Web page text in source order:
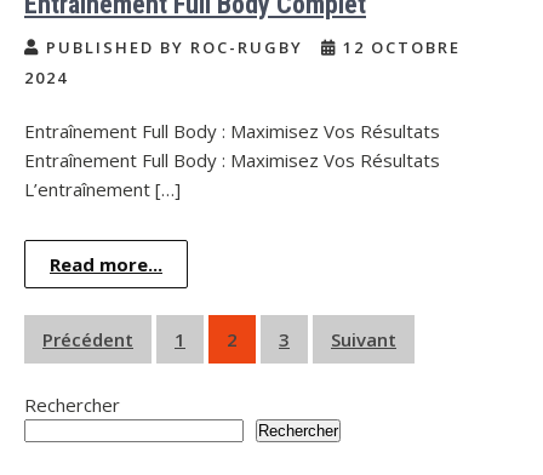
PUBLISHED BY ROC-RUGBY
12 OCTOBRE
2024
Entraînement Full Body : Maximisez Vos Résultats
Entraînement Full Body : Maximisez Vos Résultats
L’entraînement […]
Read more...
Pagination
des
publications
Précédent 1 2 3 Suivant
Rechercher
Rechercher